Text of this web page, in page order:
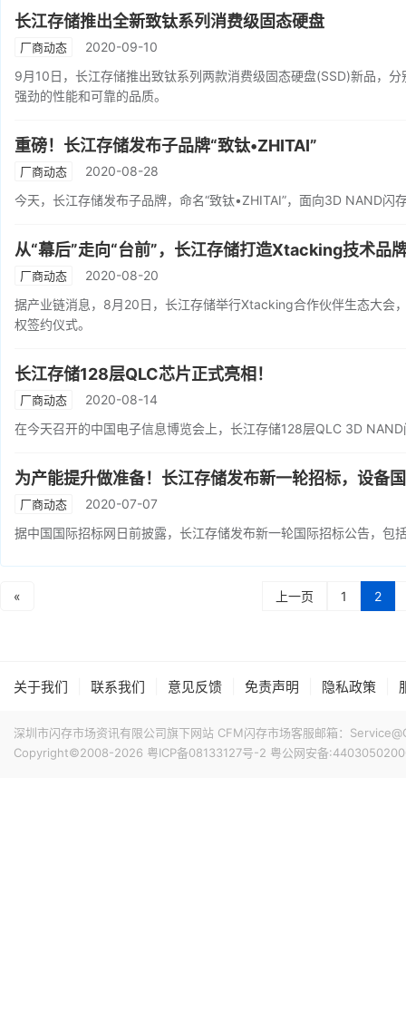
长江存储推出全新致钛系列消费级固态硬盘
厂商动态
2020-09-10
9月10日，长江存储推出致钛系列两款消费级固态硬盘(SSD)新品，
强劲的性能和可靠的品质。
重磅！长江存储发布子品牌“致钛•ZHITAI”
厂商动态
2020-08-28
今天，长江存储发布子品牌，命名“致钛•ZHITAI”，面向3D NAND闪
从“幕后”走向“台前”，长江存储打造Xtacking技术品
厂商动态
2020-08-20
据产业链消息，8月20日，长江存储举行Xtacking合作伙伴生态大会
权签约仪式。
长江存储128层QLC芯片正式亮相！
厂商动态
2020-08-14
在今天召开的中国电子信息博览会上，长江存储128层QLC 3D
为产能提升做准备！长江存储发布新一轮招标，设备
厂商动态
2020-07-07
据中国国际招标网日前披露，长江存储发布新一轮国际招标公告，包
« 上一页 1 2
关于我们 联系我们 意见反馈 免责声明 隐私政策
深圳市闪存市场资讯有限公司旗下网站 CFM闪存市场客服邮箱：
Copyright©2008-2026 粤ICP备08133127号-2 粤公网安备